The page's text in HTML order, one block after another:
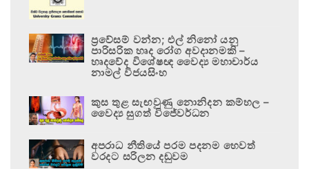
ප්‍රවේසම් වන්න; එල් නිනෝ යනු
පාරිසරික හෘද රෝග අවදානමකි –
හෘදවේද විශේෂඥ වෛද්‍ය මහාචාර්ය
නාමල් විජයසිංහ
කුස තුළ සැඟවුණු නොනිදන කම්හල –
වෛද්‍ය සුගත් විජේවර්ධන
අපරාධ නීතියේ පරම පදනම හෙවත්
වරදට සරිලන දඬුවම